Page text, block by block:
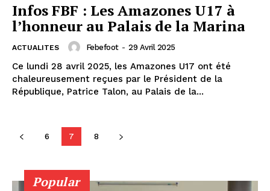
Infos FBF : Les Amazones U17 à
l’honneur au Palais de la Marina
ACTUALITES Febefoot - 29 Avril 2025
Ce lundi 28 avril 2025, les Amazones U17 ont été
chaleureusement reçues par le Président de la
République, Patrice Talon, au Palais de la...
6 7 8
Popular